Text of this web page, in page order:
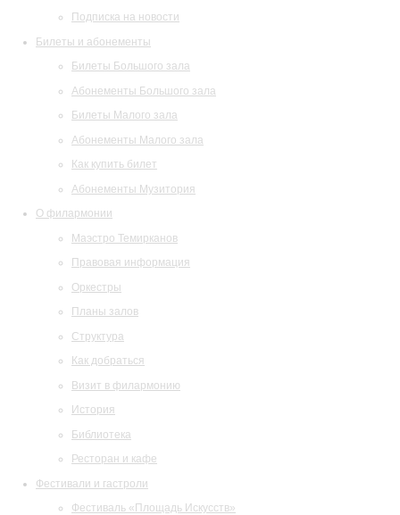
Подписка на новости
Билеты и абонементы
Билеты Большого зала
Абонементы Большого зала
Билеты Малого зала
Абонементы Малого зала
Как купить билет
Абонементы Музитория
О филармонии
Маэстро Темирканов
Правовая информация
Оркестры
Планы залов
Структура
Как добраться
Визит в филармонию
История
Библиотека
Ресторан и кафе
Фестивали и гастроли
Фестиваль «Площадь Искусств»